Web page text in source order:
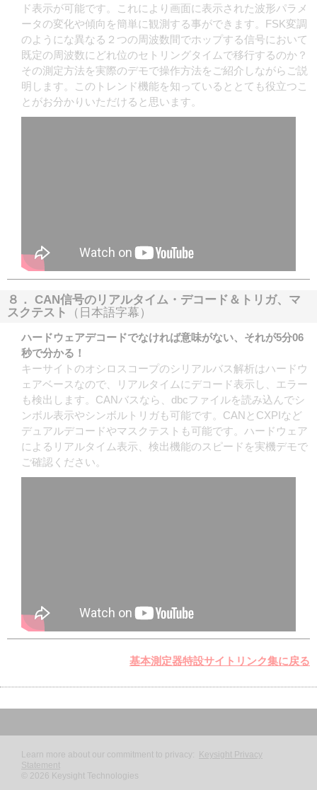
ド表示が可能です。これにより画面に表示された波形パラメ
ータの変化や傾向を簡単に観測する事ができます。FSK変調
のようにな異なる２つの周波数間でホップする信号において
既定の周波数にどれ位のセトリングタイムで移行するのか？
その測定方法を実際のデモで操作方法をご紹介しながらご説
明します。このトレンド機能を知っているととても役立つこ
とがお分かりいただけると思います。
８． CAN信号のリアルタイム・デコード＆トリガ、マ
スクテスト
（日本語字幕）
ハードウェアデコードでなければ意味がない、それが5分06
秒で分かる！
キーサイトのオシロスコープのシリアルバス解析はハードウ
ェアベースなので、リアルタイムにデコード表示し、エラー
も検出します。CANバスなら、dbcファイルを読み込んでシ
ンボル表示やシンボルトリガも可能です。CANとCXPIなど
デュアルデコードやマスクテストも可能です。ハードウェア
によるリアルタイム表示、検出機能のスピードを実機デモで
ご確認ください。
基本測定器特設サイトリンク集に戻る
Learn more about our commitment to privacy:
Keysight Privacy
Statement
2026 Keysight Technologies